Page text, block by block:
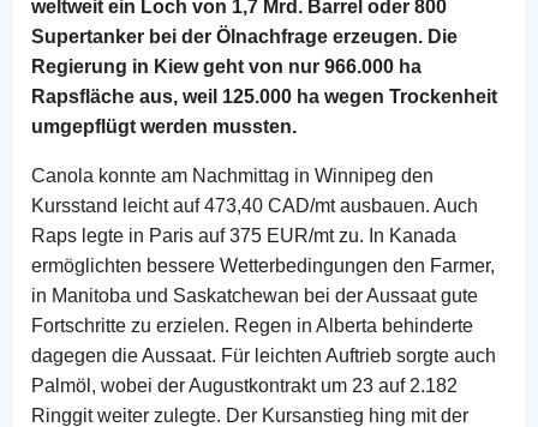
weltweit ein Loch von 1,7 Mrd. Barrel oder 800
Supertanker bei der Ölnachfrage erzeugen. Die
Regierung in Kiew geht von nur 966.000 ha
Rapsfläche aus, weil 125.000 ha wegen Trockenheit
umgepflügt werden mussten.
Canola konnte am Nachmittag in Winnipeg den
Kursstand leicht auf 473,40 CAD/mt ausbauen. Auch
Raps legte in Paris auf 375 EUR/mt zu. In Kanada
ermöglichten bessere Wetterbedingungen den Farmer,
in Manitoba und Saskatchewan bei der Aussaat gute
Fortschritte zu erzielen. Regen in Alberta behinderte
dagegen die Aussaat. Für leichten Auftrieb sorgte auch
Palmöl, wobei der Augustkontrakt um 23 auf 2.182
Ringgit weiter zulegte. Der Kursanstieg hing mit der